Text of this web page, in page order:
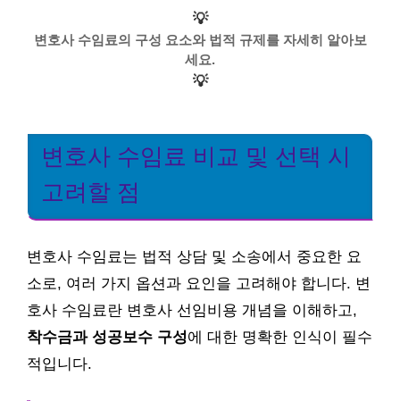
💡
변호사 수임료의 구성 요소와 법적 규제를 자세히 알아보
세요.
💡
변호사 수임료 비교 및 선택 시
고려할 점
변호사 수임료는 법적 상담 및 소송에서 중요한 요
소로, 여러 가지 옵션과 요인을 고려해야 합니다. 변
호사 수임료란 변호사 선임비용 개념을 이해하고,
착수금과 성공보수 구성에 대한 명확한 인식이 필수
적입니다.